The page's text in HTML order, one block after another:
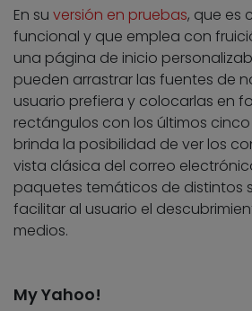
En su versión en pruebas, que es
funcional y que emplea con
una página de inicio
pueden arrastrar las fuentes de
usuario prefiera y colocarlas en
rectángulos con los últimos
brinda la posibilidad de ver los
vista clásica del correo
paquetes temáticos de distintos
facilitar al usuario el
medios.
My Yahoo!